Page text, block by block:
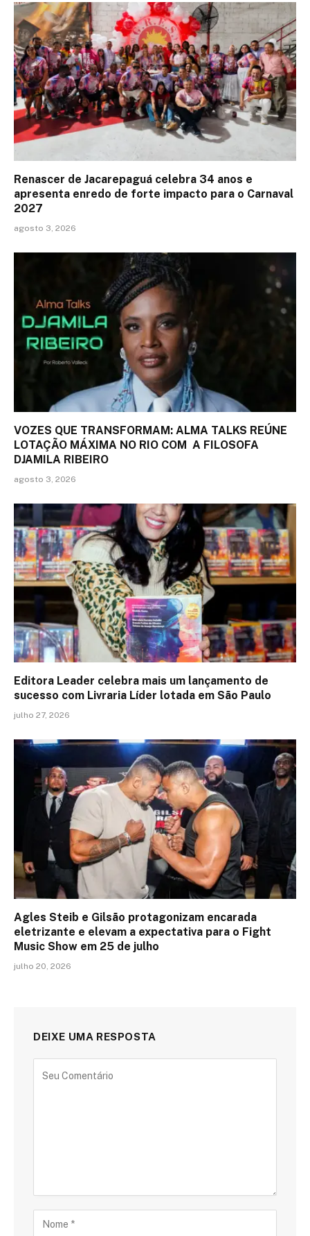
Renascer de Jacarepaguá celebra 34 anos e
apresenta enredo de forte impacto para o Carnaval
2027
agosto 3, 2026
VOZES QUE TRANSFORMAM: ALMA TALKS REÚNE
LOTAÇÃO MÁXIMA NO RIO COM A FILOSOFA
DJAMILA RIBEIRO
agosto 3, 2026
Editora Leader celebra mais um lançamento de
sucesso com Livraria Líder lotada em São Paulo
julho 27, 2026
Agles Steib e Gilsão protagonizam encarada
eletrizante e elevam a expectativa para o Fight
Music Show em 25 de julho
julho 20, 2026
DEIXE UMA RESPOSTA